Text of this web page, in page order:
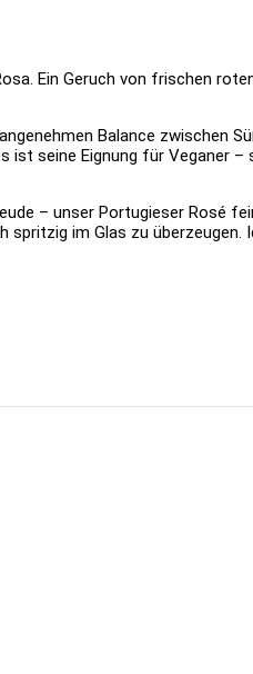
Ein Geruch von frischen
Balance zwischen
ist seine Eignung für Veganer –
– unser Portugieser Rosé
im Glas zu überzeugen.